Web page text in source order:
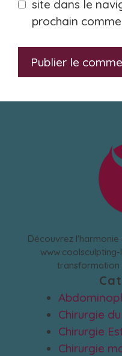
site dans le
prochain
Découvrez
transformation
Chirurgie
Chirurgie
Chirurgie